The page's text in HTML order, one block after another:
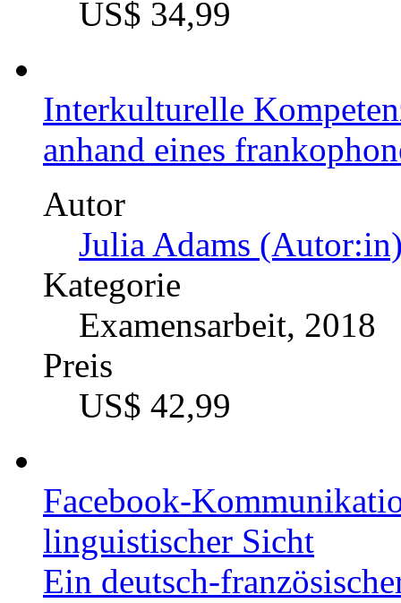
US$ 34,99
Interkulturelle
anhand eines
Autor
Julia Adams
Kategorie
Examensarbeit, 2018
Preis
US$ 42,99
Facebook-
linguistischer Sicht
Ein deutsch-